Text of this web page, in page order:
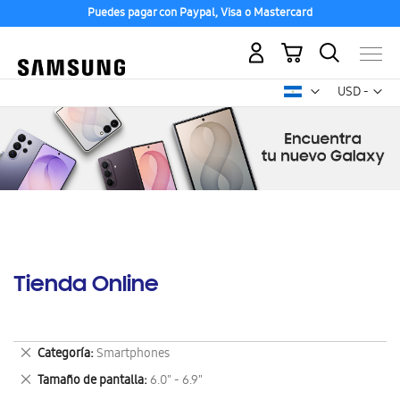
Puedes pagar con Paypal, Visa o Mastercard
USD -
dólar
Mi carrito
Tienda Online
Categoría Smartphones
Eliminar
este
artículo
Tamaño de pantalla 6.0" - 6.9"
Eliminar